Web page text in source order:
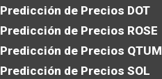
Predicción de Precios DOT
Predicción de Precios ROSE
Predicción de Precios QTUM
Predicción de Precios SOL